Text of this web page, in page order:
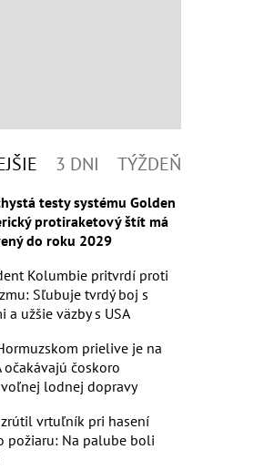
3 DNI TÝŽDEŇ
testy systému Golden
protiraketový štít má
do roku 2029
Kolumbie pritvrdí proti
Sľubuje tvrdý boj s
a užšie väzby s USA
prielive je na
očakávajú čoskoro
lodnej dopravy
zrútil vrtuľník pri hasení
požiaru: Na palube boli